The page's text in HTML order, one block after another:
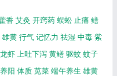
香 艾灸 开窍药 蜈蚣 止痛 鳝
雄黄 行气 记忆力 祛湿 中毒 紫
虾 上吐下泻 黄鳝 驱蚊 蚊子
养阳 体质 苋菜 端午养生 雄黄